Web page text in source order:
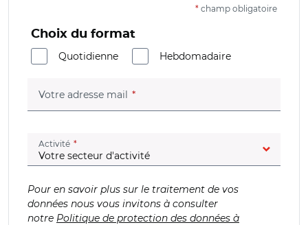
* champ obligatoire
Choix du format
Quotidienne
Hebdomadaire
Votre adresse mail (champ obligatoire)
Activité (champ obligatoire)
Pour en savoir plus sur le traitement de vos
données nous vous invitons à consulter
notre Politique de protection des données à